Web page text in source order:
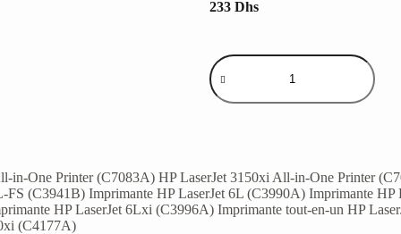
233 Dhs
in-One Printer (C7083A) HP LaserJet 3150xi All-in-One Printer
(C3941B) Imprimante HP LaserJet 6L (C3990A) Imprimante
HP LaserJet 6Lxi (C3996A) Imprimante tout-en-un HP
(C4177A)